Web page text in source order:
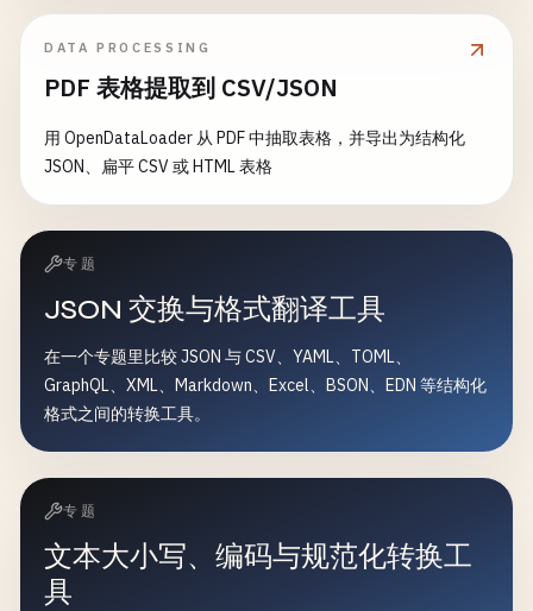
DATA PROCESSING
PDF 表格提取到 CSV/JSON
用 OpenDataLoader 从 PDF 中抽取表格，并导出为结构化
JSON、扁平 CSV 或 HTML 表格
专题
JSON 交换与格式翻译工具
在一个专题里比较 JSON 与 CSV、YAML、TOML、
GraphQL、XML、Markdown、Excel、BSON、EDN 等结构化
格式之间的转换工具。
专题
文本大小写、编码与规范化转换工
具